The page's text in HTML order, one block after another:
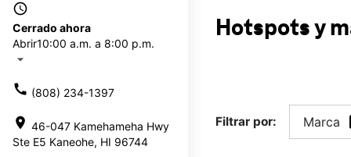
access_time
Cerrado ahora
Abrir10:00 a.m. a 8:00 p.m.
arrow_drop_down
call (808) 234-1397
location_on 46-047 Kamehameha Hwy
Ste E5 Kaneohe, HI 96744
Hotspots y
Filtrar por: Marca